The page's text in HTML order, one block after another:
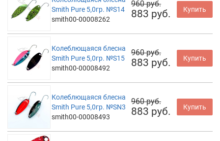
Smith Pure 5,0гр. №S14
smith00-00008262
960 руб.
883 руб. Купить
Колеблющаяся блесна
Smith Pure 5,0гр. №S15
smith00-00008492
960 руб.
883 руб. Купить
Колеблющаяся блесна
Smith Pure 5,0гр. №SN3
smith00-00008493
960 руб.
883 руб. Купить